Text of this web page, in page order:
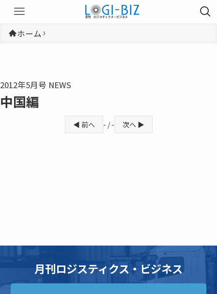
ホーム
2012年5月号 NEWS
中国編
◀ 前へ - / - 次へ ▶
月刊ロジスティクス・ビジネス